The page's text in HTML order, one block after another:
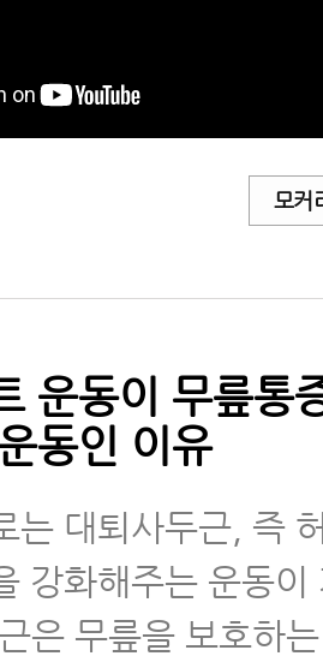
열에 좋은 운동
, 무릎관절염에 좋은 운
무릎관절염에 좋은 운
퀘르벵)
모커
운동이 무릎통
동인 이유
는 대퇴사두근, 즉
강화해주는 운동이
은 무릎을 보호하